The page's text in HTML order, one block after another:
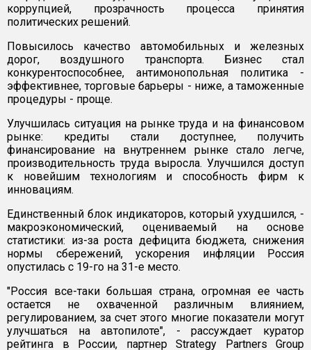
коррупцией, прозрачность процесса принятия
политических решений.
Повысилось качество автомобильных и железных
дорог, воздушного транспорта. Бизнес стал
конкурентоспособнее, антимонопольная политика -
эффективнее, торговые барьеры - ниже, а таможенные
процедуры - проще.
Улучшилась ситуация на рынке труда и на финансовом
рынке: кредиты стали доступнее, получить
финансирование на внутреннем рынке стало легче,
производительность труда выросла. Улучшился доступ
к новейшим технологиям и способность фирм к
инновациям.
Единственный блок индикаторов, который ухудшился, -
макроэкономический, оцениваемый на основе
статистики: из-за роста дефицита бюджета, снижения
нормы сбережений, ускорения инфляции Россия
опустилась с 19-го на 31-е место.
"Россия все-таки большая страна, огромная ее часть
остается не охваченной различным влиянием,
регулированием, за счет этого многие показатели могут
улучшаться на автопилоте", - рассуждает куратор
рейтинга в России, партнер Strategy Partners Group